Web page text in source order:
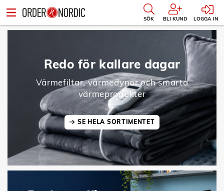
SÖK BLI KUND LOGGA IN
Redo för kallare dagar
Värmefiltar, värmedynor och smarta
värmeprodukter
SE HELA SORTIMENTET